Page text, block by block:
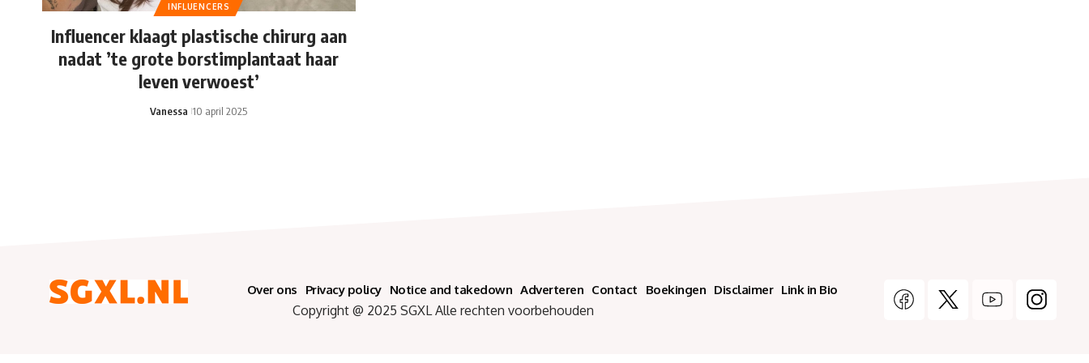
INFLUENCERS
Influencer klaagt plastische chirurg aan
nadat ’te grote borstimplantaat haar
leven verwoest’
Vanessa 10 april 2025
Over ons Privacy policy Notice and takedown Adverteren Contact Boekingen Disclaimer Link in Bio
Copyright @ 2025 SGXL Alle rechten voorbehouden